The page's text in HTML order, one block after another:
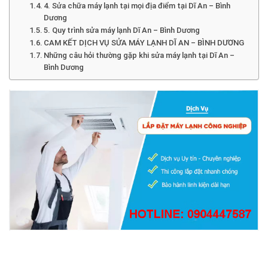
4. Sửa chữa máy lạnh tại mọi địa điểm tại Dĩ An – Bình
Dương
5. Quy trình sửa máy lạnh Dĩ An – Bình Dương
CAM KẾT DỊCH VỤ SỬA MÁY LẠNH DĨ AN – BÌNH DƯƠNG
Những câu hỏi thường gặp khi sửa máy lạnh tại Dĩ An –
Bình Dương